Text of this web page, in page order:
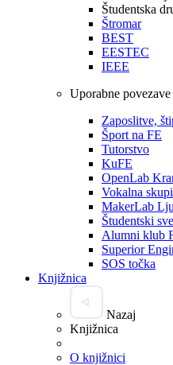
Študentska
Štromar
BEST
EESTEC
IEEE
Uporabne povezave
Zaposlitve,
Šport na FE
Tutorstvo
KuFE
OpenLab
Vokalna
MakerLab
Študentski
Alumni klub
Superior
SOS točka
Knjižnica
Nazaj
Knjižnica
O knjižnici